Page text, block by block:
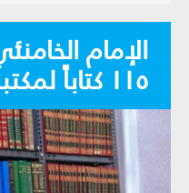
الإمام
١١٥ كتاباً لمكتبة مسجد